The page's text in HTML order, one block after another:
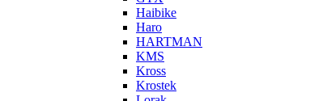
Haibike
Haro
HARTMAN
KMS
Kross
Krostek